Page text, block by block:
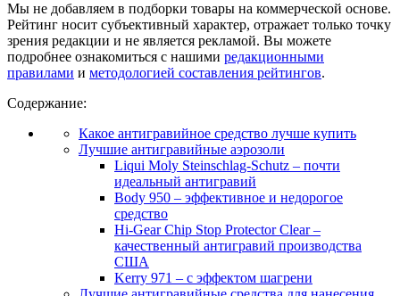
Мы не добавляем в подборки товары на коммерческой основе.
Рейтинг носит субъективный характер, отражает только точку
зрения редакции и не является рекламой. Вы можете
подробнее ознакомиться с нашими редакционными
правилами и методологией составления рейтингов.
Содержание:
Какое антигравийное средство лучше купить
Лучшие антигравийные аэрозоли
Liqui Moly Steinschlag-Schutz – почти
идеальный антигравий
Body 950 – эффективное и недорогое
средство
Hi-Gear Chip Stop Protector Clear –
качественный антигравий производства
США
Kerry 971 – с эффектом шагрени